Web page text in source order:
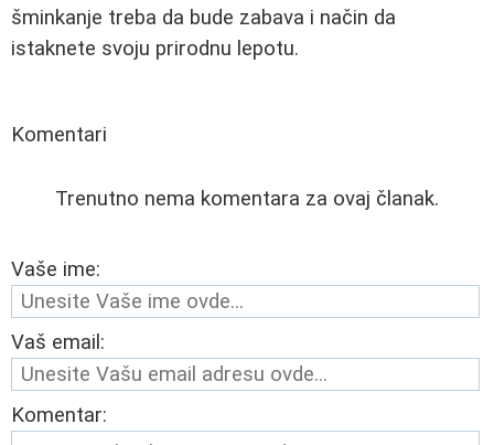
šminkanje treba da bude zabava i način da
istaknete svoju prirodnu lepotu.
Komentari
Trenutno nema komentara za ovaj članak.
Vaše ime:
Vaš email:
Komentar: